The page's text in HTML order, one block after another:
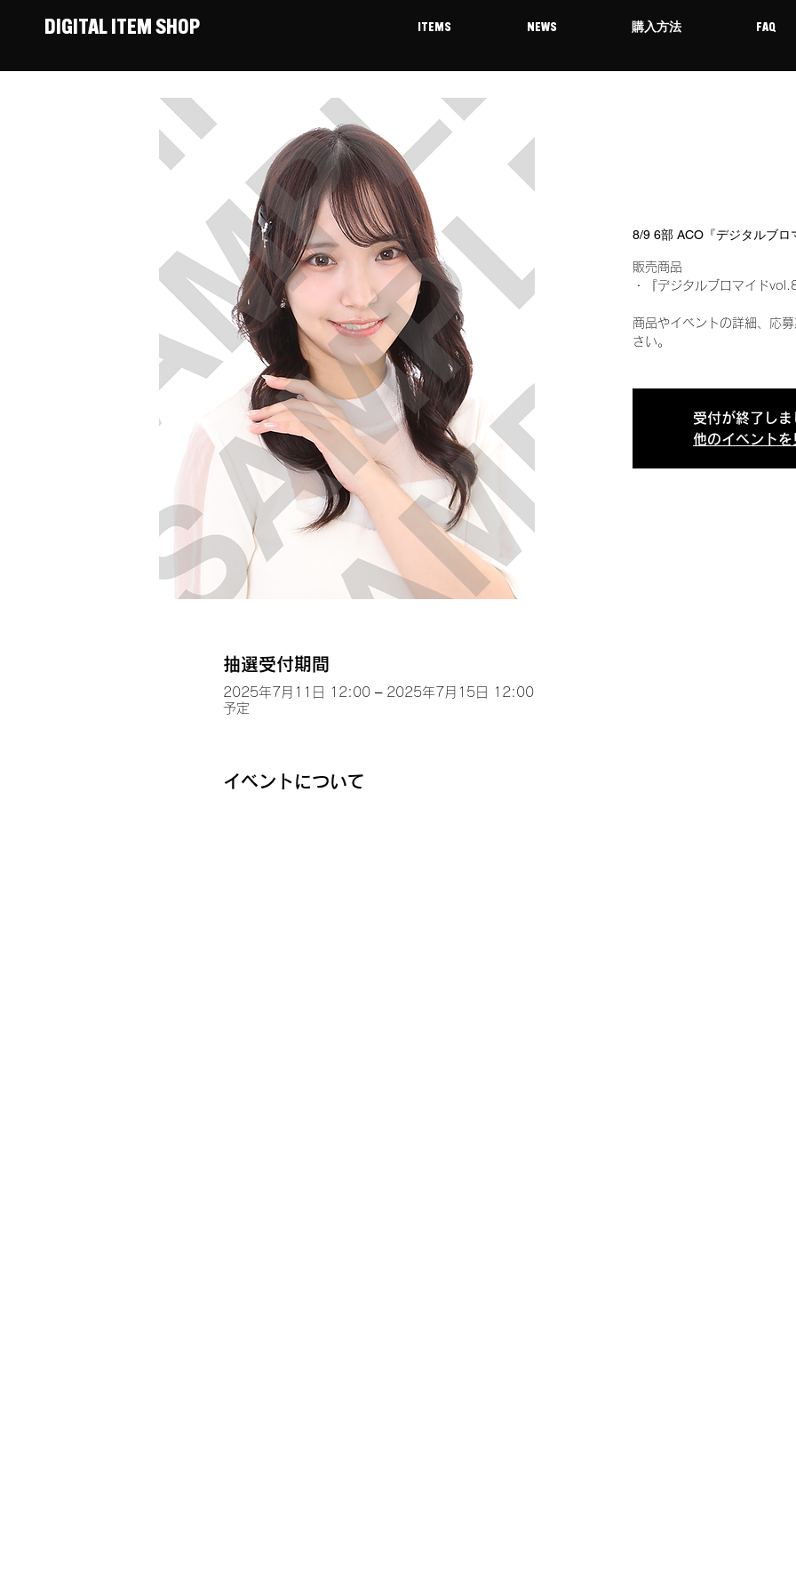
DIGITAL ITEM SHOP ITEMS NEWS 購入方法 FAQ
8/9 6部 ACO『デジタルブ
販売商品
・『デジタルブロマイド
商品やイベントの詳細、応
さい。
受付が終了しま
他のイベントを
抽選受付期間
2025年7月11日 12:00 – 2025年7月15日 12:00
予定
イベントについて